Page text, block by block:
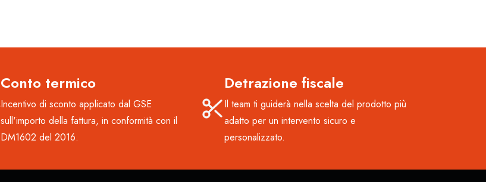
Conto termico
Incentivo di sconto applicato dal GSE
sull'importo della fattura, in conformità con il
DM1602 del 2016.
Detrazione fiscale
Il team ti guiderà nella scelta del prodotto più
adatto per un intervento sicuro e
personalizzato.